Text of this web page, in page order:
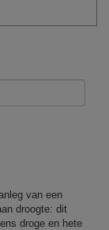
van een
droogte: dit
droge en hete